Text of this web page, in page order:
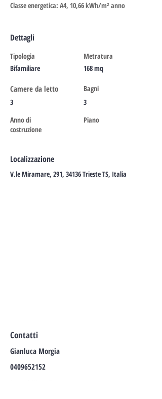
Classe energetica: A4, 10,66 kWh/m² anno
Dettagli
Tipologia
Bifamiliare
Camere da letto
3
Anno di
costruzione
Metratura
168 mq
Bagni
3
Piano
Localizzazione
V.le Miramare, 291, 34136 Trieste TS, Italia
Contatti
Gianluca Morgia
0409652152
immobiliaredimore@g